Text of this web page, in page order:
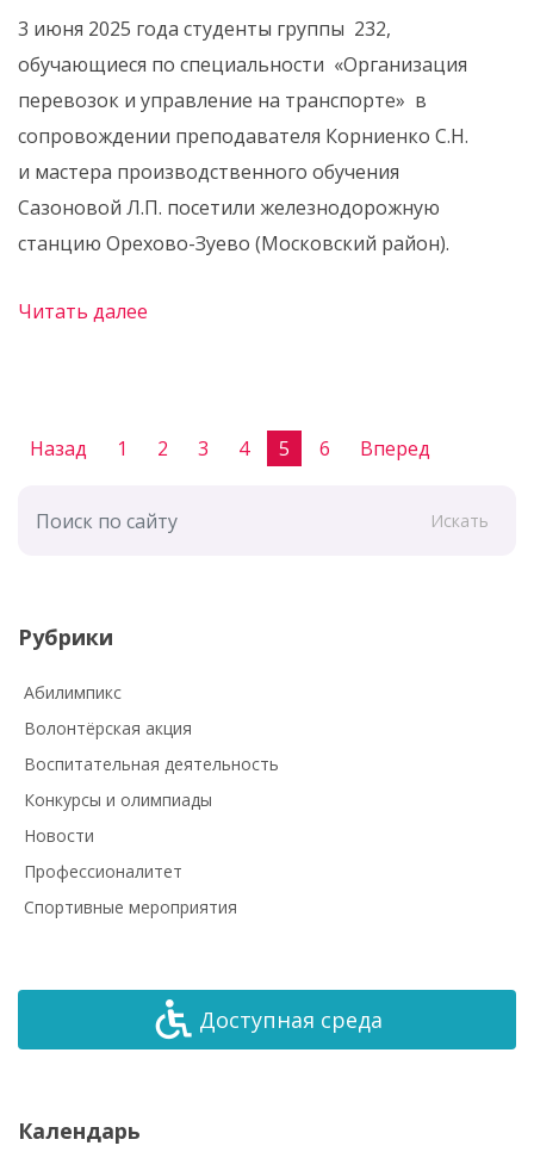
3 июня 2025 года студенты группы 232,
обучающиеся по специальности «Организация
перевозок и управление на транспорте» в
сопровождении преподавателя Корниенко С.Н.
и мастера производственного обучения
Сазоновой Л.П. посетили железнодорожную
станцию Орехово-Зуево (Московский район).
Читать далее
Назад 1 2 3 4 5 6 Вперед
Искать
Рубрики
Абилимпикс
Волонтёрская акция
Воспитательная деятельность
Конкурсы и олимпиады
Новости
Профессионалитет
Спортивные мероприятия
Доступная среда
Календарь